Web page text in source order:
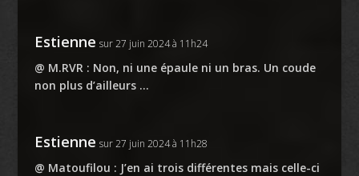
Estienne sur 27 juin 2024 à 11h24
@ M.RVR : Non, ni une épaule ni un bras. Un coude
non plus d’ailleurs …
Estienne sur 27 juin 2024 à 11h28
@ Matoufilou : J’en ai trois différentes mais celle-ci